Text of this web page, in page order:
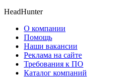
HeadHunter
О компании
Помощь
Наши вакансии
Реклама на сайте
Требования к ПО
Каталог компаний